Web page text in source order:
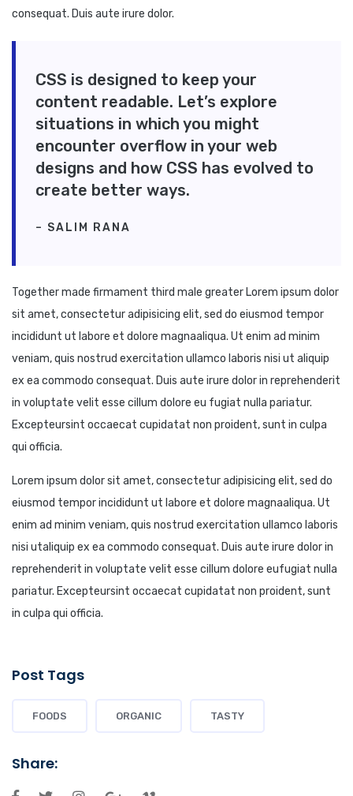
consequat. Duis aute irure dolor.
CSS is designed to keep your
content readable. Let’s explore
situations in which you might
encounter overflow in your web
designs and how CSS has evolved to
create better ways.
– SALIM RANA
Together made firmament third male greater Lorem ipsum dolor
sit amet, consectetur adipisicing elit, sed do eiusmod tempor
incididunt ut labore et dolore magnaaliqua. Ut enim ad minim
veniam, quis nostrud exercitation ullamco laboris nisi ut aliquip
ex ea commodo consequat. Duis aute irure dolor in reprehenderit
in voluptate velit esse cillum dolore eu fugiat nulla pariatur.
Excepteursint occaecat cupidatat non proident, sunt in culpa
qui officia.
Lorem ipsum dolor sit amet, consectetur adipisicing elit, sed do
eiusmod tempor incididunt ut labore et dolore magnaaliqua. Ut
enim ad minim veniam, quis nostrud exercitation ullamco laboris
nisi utaliquip ex ea commodo consequat. Duis aute irure dolor in
reprehenderit in voluptate velit esse cillum dolore eufugiat nulla
pariatur. Excepteursint occaecat cupidatat non proident, sunt
in culpa qui officia.
Post Tags
FOODS ORGANIC TASTY
Share: